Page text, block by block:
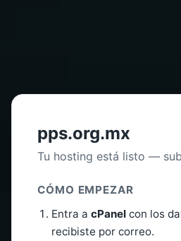
pps.org.mx
Tu hosting está listo —
CÓMO EMPEZAR
Entra a cPanel con los
recibiste por correo.